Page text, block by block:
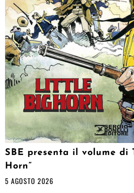
SBE presenta il volume di
Horn”
5 AGOSTO 2026